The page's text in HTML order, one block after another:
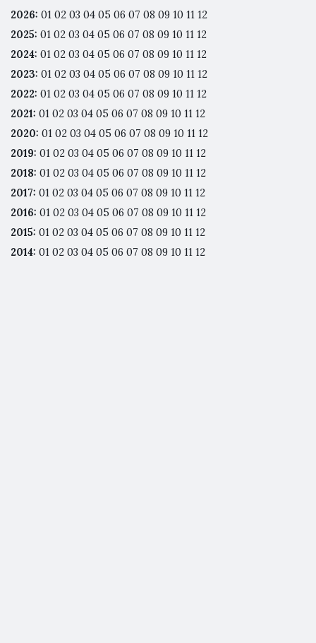
2026: 01 02 03 04 05 06 07 08 09 10 11 12
2025: 01 02 03 04 05 06 07 08 09 10 11 12
2024: 01 02 03 04 05 06 07 08 09 10 11 12
2023: 01 02 03 04 05 06 07 08 09 10 11 12
2022: 01 02 03 04 05 06 07 08 09 10 11 12
2021: 01 02 03 04 05 06 07 08 09 10 11 12
2020: 01 02 03 04 05 06 07 08 09 10 11 12
2019: 01 02 03 04 05 06 07 08 09 10 11 12
2018: 01 02 03 04 05 06 07 08 09 10 11 12
2017: 01 02 03 04 05 06 07 08 09 10 11 12
2016: 01 02 03 04 05 06 07 08 09 10 11 12
2015: 01 02 03 04 05 06 07 08 09 10 11 12
2014: 01 02 03 04 05 06 07 08 09 10 11 12